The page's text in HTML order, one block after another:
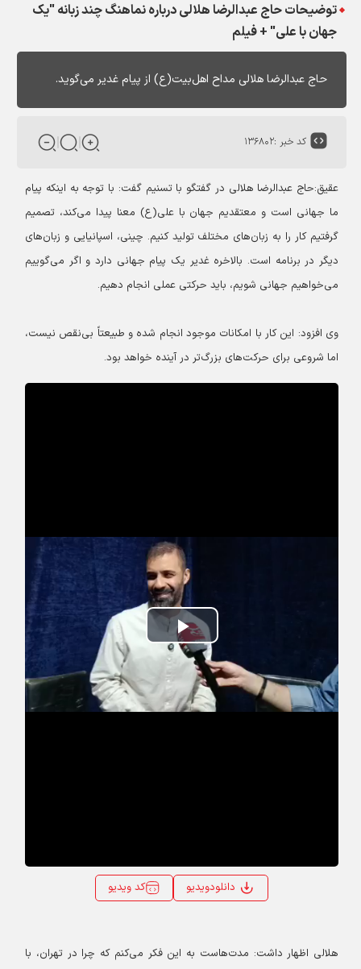
توضیحات حاج عبدالرضا هلالی درباره نماهنگ چند زبانه "یک
جهان با علی" + فیلم
حاج عبدالرضا هلالی مداح اهل‌بیت(ع) از پیام غدیر می‌گوید.
کد خبر :۱۳۶۸۰۲
عقیق:حاج عبدالرضا هلالی در گفتگو با تسنیم گفت: با توجه به اینکه پیام
ما جهانی است و معتقدیم جهان با علی(ع) معنا پیدا می‌کند، تصمیم
گرفتیم کار را به زبان‌های مختلف تولید کنیم. چینی، اسپانیایی و زبان‌های
دیگر در برنامه است. بالاخره غدیر یک پیام جهانی دارد و اگر می‌گوییم
می‌خواهیم جهانی شویم، باید حرکتی عملی انجام دهیم.
وی افزود: این کار با امکانات موجود انجام شده و طبیعتاً بی‌نقص نیست،
اما شروعی برای حرکت‌های بزرگ‌تر در آینده خواهد بود.
Play
Video
کد ویدیو دانلودویدیو
هلالی اظهار داشت: مدت‌هاست به این فکر می‌کنم که چرا در تهران، با